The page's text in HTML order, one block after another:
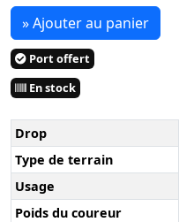
» Ajouter au panier
Port offert
En stock
Drop
Type de terrain
Usage
Poids du coureur